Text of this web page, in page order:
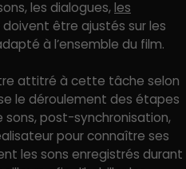
les dialogues,les
être ajustés sur les
à l’ensemble du film.
attitré à cette tâche selon
le déroulement des étapes
sons, post-synchronisation,
pour connaître ses
les sons enregistrés durant